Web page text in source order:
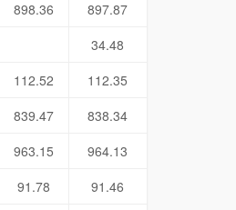
898.36
897.87
34.48
112.52
112.35
839.47
838.34
963.15
964.13
91.78
91.46